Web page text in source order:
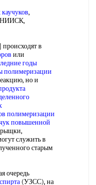
,
происходят в
или
годы
полимеризации
но и
полимеризации
повышенной
рыщки,
служить в
старым
очередь
(УЗСС), на